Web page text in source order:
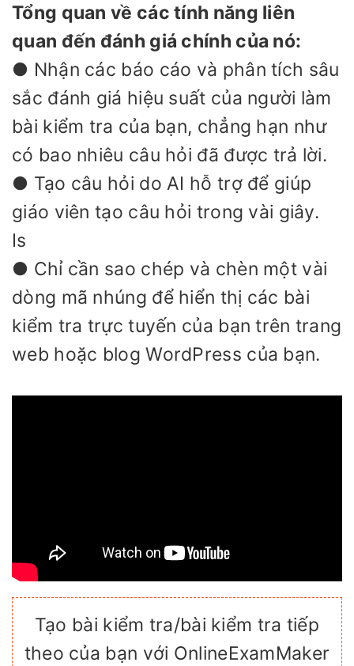
Tổng quan về các tính năng liên
quan đến đánh giá chính của nó:
● Nhận các báo cáo và phân tích sâu
sắc đánh giá hiệu suất của người làm
bài kiểm tra của bạn, chẳng hạn như
có bao nhiêu câu hỏi đã được trả lời.
● Tạo câu hỏi do AI hỗ trợ để giúp
giáo viên tạo câu hỏi trong vài giây.
Is
● Chỉ cần sao chép và chèn một vài
dòng mã nhúng để hiển thị các bài
kiểm tra trực tuyến của bạn trên trang
web hoặc blog WordPress của bạn.
Tạo bài kiểm tra/bài kiểm tra tiếp
theo của bạn với OnlineExamMaker